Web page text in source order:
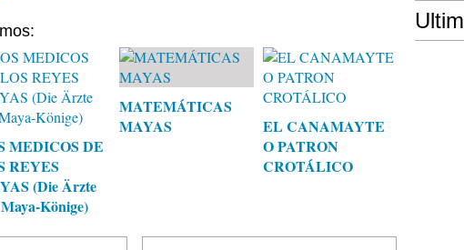
MEDICOS DE
REYES
(Die Ärzte
Könige)
MATEMÁTICAS
MAYAS
EL CANAMAYTE
O PATRON
CROTÁLICO